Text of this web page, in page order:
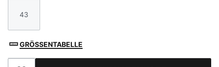
Größe
43
GRÖSSENTABELLE